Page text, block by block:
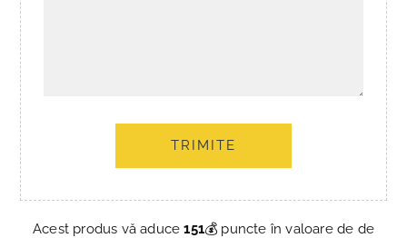
TRIMITE
Acest produs vă aduce151💰 puncte în valoare de de